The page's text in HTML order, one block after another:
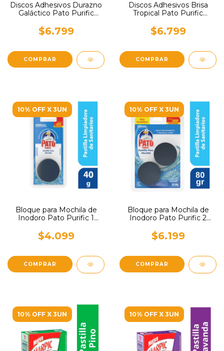
Discos Adhesivos Durazno
Galáctico Pato Purific
$6.799
Discos Adhesivos Brisa
Tropical Pato Purific
$6.799
10% OFF X 3UN
Bloque para Mochila de
Inodoro Pato Purific 1
$4.099
10% OFF X 3UN
Bloque para Mochila de
Inodoro Pato Purific 2
$6.199
10% OFF X 3UN 10% OFF X 3UN